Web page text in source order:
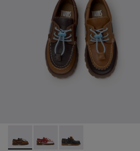
Twins - K800416-007 - Braune
Twins - K800416-008 -
Twins - K800416-